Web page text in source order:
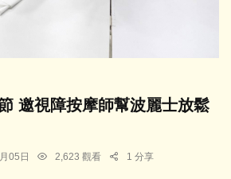
邀視障按摩師幫波麗士放鬆
05日 2,623 觀看 1 分享